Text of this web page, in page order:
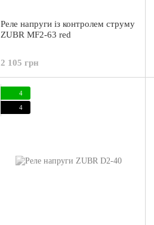
Реле напруги із контролем струму
ZUBR MF2-63 red
2 105 грн
4
4